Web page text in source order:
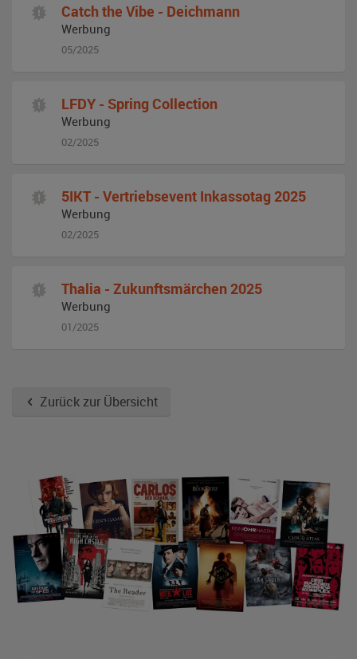
Catch the Vibe - Deichmann
Werbung
05/2025
LFDY - Spring Collection
Werbung
02/2025
5IKT - Vertriebsevent Inkassotag 2025
Werbung
02/2025
Thalia - Zukunftsmärchen 2025
Werbung
01/2025
Zurück zur Übersicht